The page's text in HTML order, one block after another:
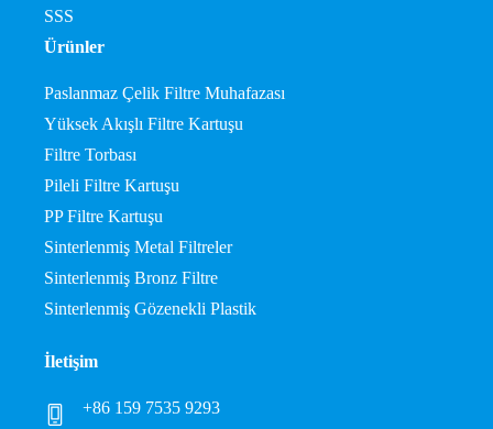
SSS
Ürünler
Paslanmaz Çelik Filtre Muhafazası
Yüksek Akışlı Filtre Kartuşu
Filtre Torbası
Pileli Filtre Kartuşu
PP Filtre Kartuşu
Sinterlenmiş Metal Filtreler
Sinterlenmiş Bronz Filtre
Sinterlenmiş Gözenekli Plastik
İletişim
+86 159 7535 9293